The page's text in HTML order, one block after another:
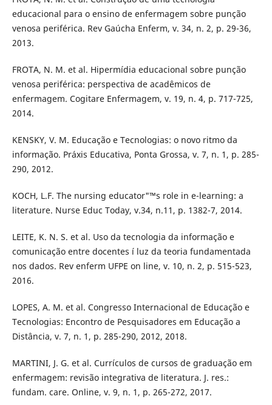
educacional para o ensino de enfermagem sobre punção
venosa periférica. Rev Gaúcha Enferm, v. 34, n. 2, p. 29-36,
2013.
FROTA, N. M. et al. Hipermí­dia educacional sobre punção
venosa periférica: perspectiva de acadêmicos de
enfermagem. Cogitare Enfermagem, v. 19, n. 4, p. 717-725,
2014.
KENSKY, V. M. Educação e Tecnologias: o novo ritmo da
informação. Práxis Educativa, Ponta Grossa, v. 7, n. 1, p. 285-
290, 2012.
KOCH, L.F. The nursing educator"™s role in e-learning: a
literature. Nurse Educ Today, v.34, n.11, p. 1382-7, 2014.
LEITE, K. N. S. et al. Uso da tecnologia da informação e
comunicação entre docentes í luz da teoria fundamentada
nos dados. Rev enferm UFPE on line, v. 10, n. 2, p. 515-523,
2016.
LOPES, A. M. et al. Congresso Internacional de Educação e
Tecnologias: Encontro de Pesquisadores em Educação a
Distância, v. 7, n. 1, p. 285-290, 2012, 2018.
MARTINI, J. G. et al. Currí­culos de cursos de graduação em
enfermagem: revisão integrativa de literatura. J. res.:
fundam. care. Online, v. 9, n. 1, p. 265-272, 2017.